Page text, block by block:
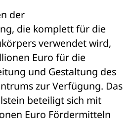
der
die komplett für die
verwendet wird,
Euro für die
und Gestaltung des
zur Verfügung. Das
beteiligt sich mit
Euro Fördermitteln